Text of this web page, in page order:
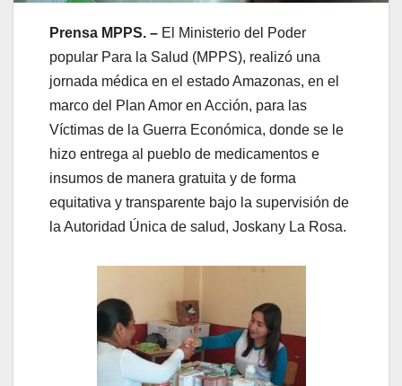
Prensa MPPS. – El Ministerio del Poder
popular Para la Salud (MPPS), realizó una
jornada médica en el estado Amazonas, en el
marco del Plan Amor en Acción, para las
Víctimas de la Guerra Económica, donde se le
hizo entrega al pueblo de medicamentos e
insumos de manera gratuita y de forma
equitativa y transparente bajo la supervisión de
la Autoridad Única de salud, Joskany La Rosa.